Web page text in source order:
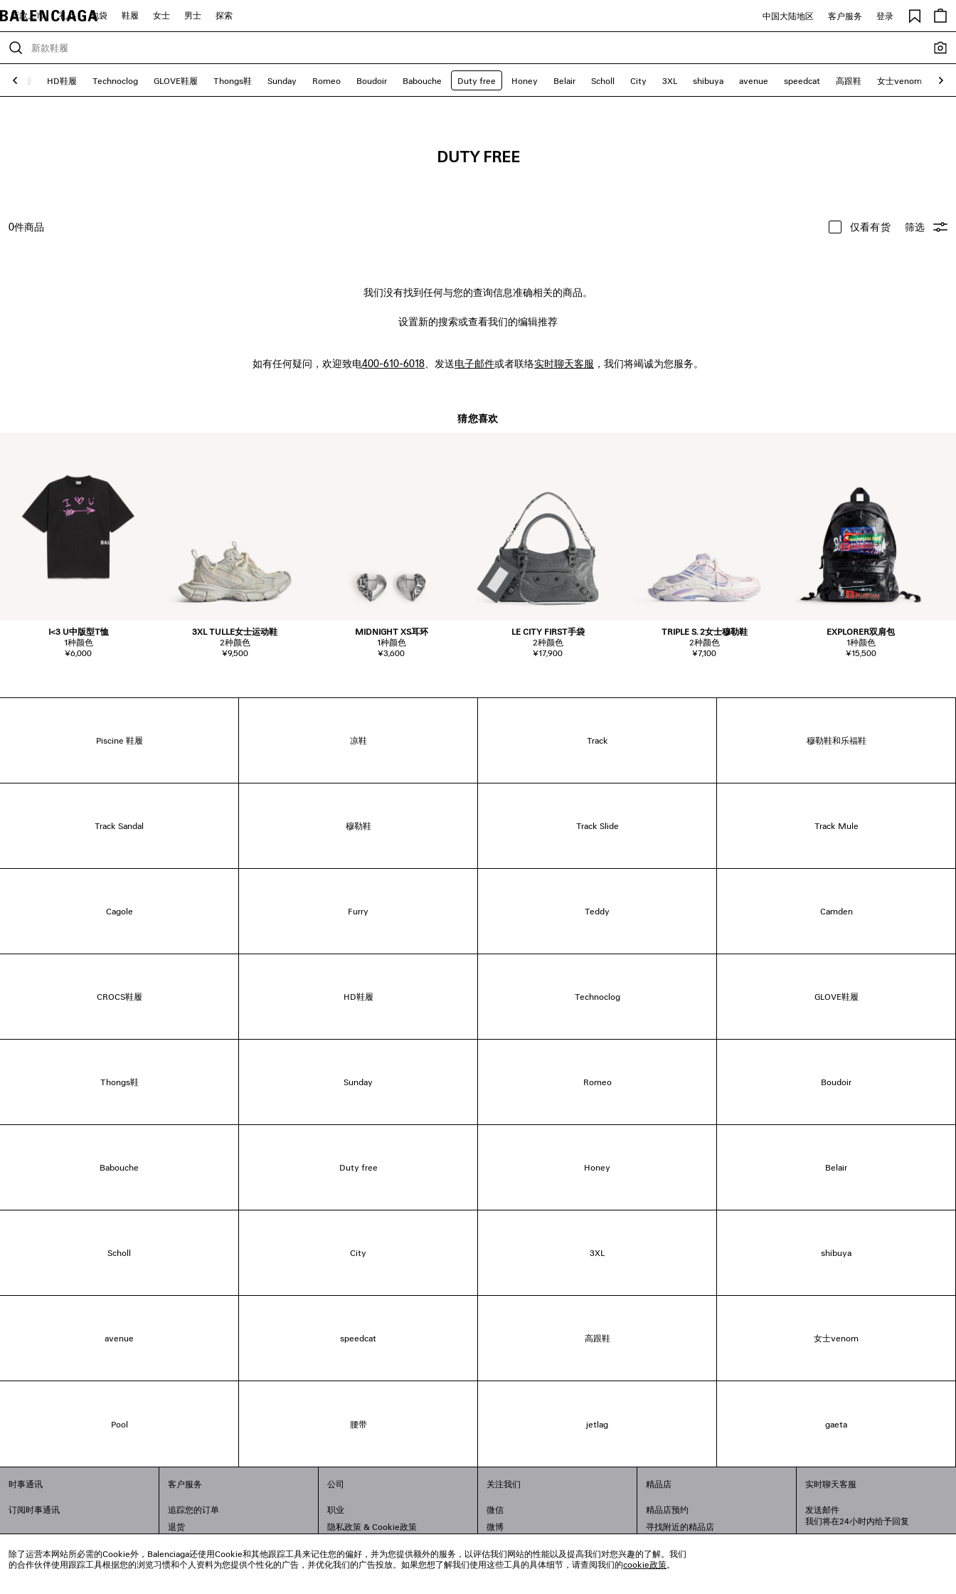
除了运营本网站所必需的Cookie外，Balenciaga还使用Cookie和其他跟踪工具来记住您的偏好，并为您提供额外的服务，以评估我们网站的性能以及提高我们对您兴趣的了解。我们
的合作伙伴使用跟踪工具根据您的浏览习惯和个人资料为您提供个性化的广告，并优化我们的广告投放。如果您想了解我们使用这些工具的具体细节，请查阅我们的cookie政策。
新款上市 礼品 包袋 鞋履 女士 男士 探索 中国大陆地区 客户服务 登录
鞋履 HD鞋履 Technoclog GLOVE鞋履 Thongs鞋 Sunday Romeo Boudoir Babouche Duty free Honey Belair Scholl City 3XL shibuya avenue speedcat 高跟鞋 女士venom Pool
DUTY FREE
0件商品 仅看有货 筛选
我们没有找到任何与您的查询信息准确相关的商品。
设置新的搜索或查看我们的编辑推荐
如有任何疑问， 欢迎致电400-610-6018 、发送电子邮件或者联络实时聊天客服 ，我们将竭诚为您服务。
猜您喜欢
I<3 U中版型T恤
1种颜色
¥6,000
3XL TULLE女士运动鞋
2种颜色
¥9,500
MIDNIGHT XS耳环
1种颜色
¥3,600
LE CITY FIRST手袋
2种颜色
¥17,900
TRIPLE S. 2女士穆勒鞋
2种颜色
¥7,100
EXPLORER双肩包
1种颜色
¥15,500
Piscine 鞋履 凉鞋 Track 穆勒鞋和乐福鞋
Track Sandal 穆勒鞋 Track Slide Track Mule
Cagole Furry Teddy Camden
CROCS鞋履 HD鞋履 Technoclog GLOVE鞋履
Thongs鞋 Sunday Romeo Boudoir
Babouche Duty free Honey Belair
Scholl City 3XL shibuya
avenue speedcat 高跟鞋 女士venom
Pool 腰带 jetlag gaeta
时事通讯
订阅时事通讯
客户服务
追踪您的订单
退货
支付
公司
职业
隐私政策 & Cookie政策
联合国世界粮食计划署
关注我们
微信
微博
抖音
精品店
精品店预约
寻找附近的精品店
实时聊天客服
发送邮件
我们将在24小时内给予回复